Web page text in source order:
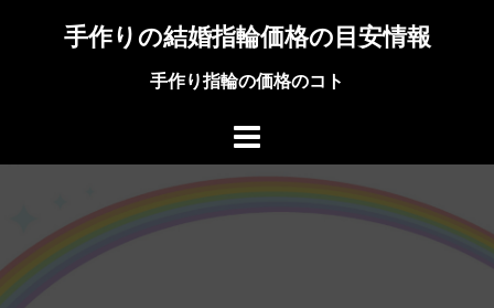
へ
手作りの結婚指輪価格の目安情報
手作り指輪の価格のコト